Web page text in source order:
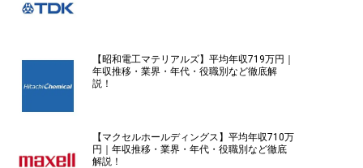
【昭和電工マテリアルズ】平均年収719万円｜
年収推移・業界・年代・役職別など徹底解
説！
【マクセルホールディングス】平均年収710万
円｜年収推移・業界・年代・役職別など徹底
解説！